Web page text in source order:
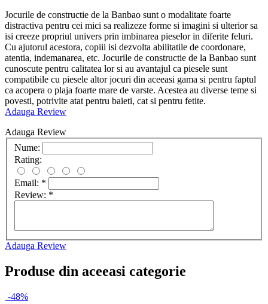
Jocurile de constructie de la Banbao sunt o modalitate foarte
distractiva pentru cei mici sa realizeze forme si imagini si ulterior sa
isi creeze propriul univers prin imbinarea pieselor in diferite feluri.
Cu ajutorul acestora, copiii isi dezvolta abilitatile de coordonare,
atentia, indemanarea, etc. Jocurile de constructie de la Banbao sunt
cunoscute pentru calitatea lor si au avantajul ca piesele sunt
compatibile cu piesele altor jocuri din aceeasi gama si pentru faptul
ca acopera o plaja foarte mare de varste. Acestea au diverse teme si
povesti, potrivite atat pentru baieti, cat si pentru fetite.
Adauga Review
Adauga Review
Nume:
Rating:
Email: *
Review: *
Adauga Review
Produse din aceeasi categorie
-48%